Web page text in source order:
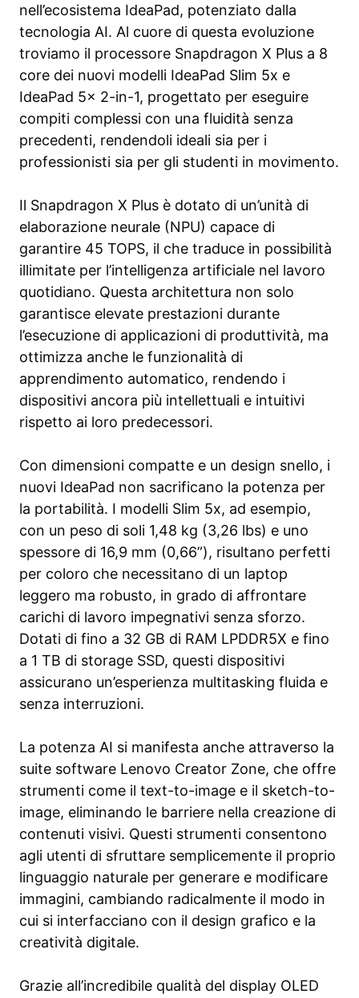
nell’ecosistema IdeaPad, potenziato dalla
tecnologia AI. Al cuore di questa evoluzione
troviamo il processore Snapdragon X Plus a 8
core dei nuovi modelli IdeaPad Slim 5x e
IdeaPad 5x 2-in-1, progettato per eseguire
compiti complessi con una fluidità senza
precedenti, rendendoli ideali sia per i
professionisti sia per gli studenti in movimento.
Il Snapdragon X Plus è dotato di un’unità di
elaborazione neurale (NPU) capace di
garantire 45 TOPS, il che traduce in possibilità
illimitate per l’intelligenza artificiale nel lavoro
quotidiano. Questa architettura non solo
garantisce elevate prestazioni durante
l’esecuzione di applicazioni di produttività, ma
ottimizza anche le funzionalità di
apprendimento automatico, rendendo i
dispositivi ancora più intellettuali e intuitivi
rispetto ai loro predecessori.
Con dimensioni compatte e un design snello, i
nuovi IdeaPad non sacrificano la potenza per
la portabilità. I modelli Slim 5x, ad esempio,
con un peso di soli 1,48 kg (3,26 lbs) e uno
spessore di 16,9 mm (0,66”), risultano perfetti
per coloro che necessitano di un laptop
leggero ma robusto, in grado di affrontare
carichi di lavoro impegnativi senza sforzo.
Dotati di fino a 32 GB di RAM LPDDR5X e fino
a 1 TB di storage SSD, questi dispositivi
assicurano un’esperienza multitasking fluida e
senza interruzioni.
La potenza AI si manifesta anche attraverso la
suite software Lenovo Creator Zone, che offre
strumenti come il text-to-image e il sketch-to-
image, eliminando le barriere nella creazione di
contenuti visivi. Questi strumenti consentono
agli utenti di sfruttare semplicemente il proprio
linguaggio naturale per generare e modificare
immagini, cambiando radicalmente il modo in
cui si interfacciano con il design grafico e la
creatività digitale.
Grazie all’incredibile qualità del display OLED